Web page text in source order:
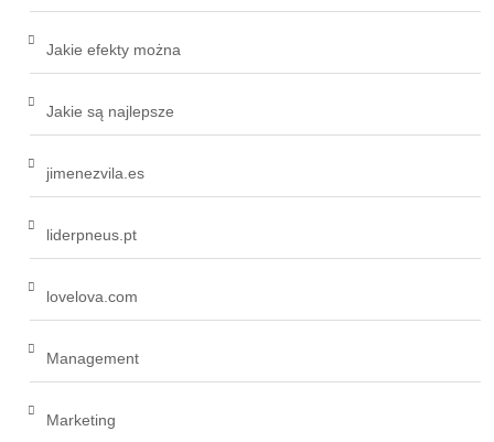
Jakie efekty można
Jakie są najlepsze
jimenezvila.es
liderpneus.pt
lovelova.com
Management
Marketing